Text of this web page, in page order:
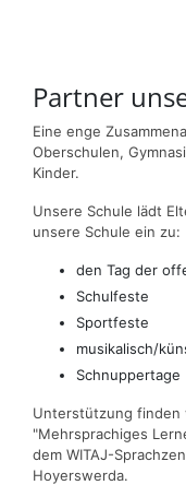
Partner
Eine enge
Oberschulen,
Kinder.
Unsere Schule lädt
unsere Schule ein zu:
den Tag der
Schulfeste
Sportfeste
musikalisch/
Schnuppertage
Unterstützung finden
"Mehrsprachiges
dem WITAJ-
Hoyerswerda.